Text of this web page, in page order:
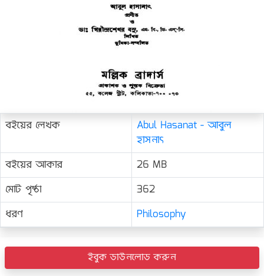
বইয়ের লেখক
Abul Hasanat - আবুল
হাসনাৎ
বইয়ের আকার
26 MB
মোট পৃষ্ঠা
362
ধরণ
Philosophy
ইবুক ডাউনলোড করুন